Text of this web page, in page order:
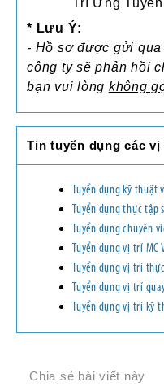
* Lưu Ý:
- Hồ sơ được gửi
công ty sẽ phản hồi
bạn vui lòng không
Tin tuyển dụng các
Tuyển dụng kỹ thuật
Tuyển dụng thực
Tuyển dụng chuyên
Tuyển dụng vị trí MC
Tuyển dụng vị trí
Tuyển dụng vị trí
Tuyển dụng vị trí kỹ
Chia sẻ bài viết này